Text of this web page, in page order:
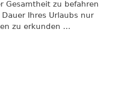
Gesamtheit zu befahren
Ihres Urlaubs nur
zu erkunden ...